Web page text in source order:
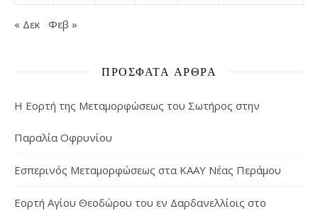
« Δεκ Φεβ »
ΠΡΌΣΦΑΤΑ ΆΡΘΡΑ
Η Εορτή της Μεταμορφώσεως του Σωτήρος στην
Παραλία Οφρυνίου
Εσπερινός Μεταμορφώσεως στα ΚΑΑΥ Νέας Περάμου
Εορτή Αγίου Θεοδώρου του εν Δαρδανελλίοις στο